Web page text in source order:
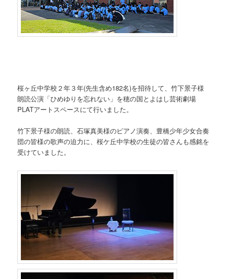
桜ヶ丘中学校２年３年(先生含め182名)を招待して、竹下景子様
朗読公演「ひめゆりを忘れない」を穂の国とよはし芸術劇場
PLATアートスペースにて行いました。
竹下景子様の朗読、石塚真美様のピアノ演奏、豊橋少年少女合奏
団の皆様の歌声の迫力に、桜ケ丘中学校の生徒の皆さんも感銘を
受けていました。